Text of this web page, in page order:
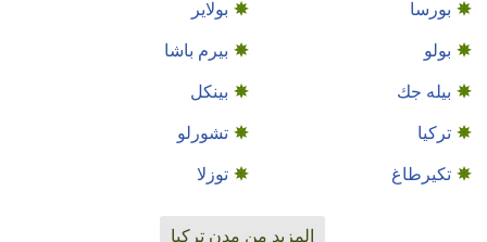
بورسا
بولاير
بولو
بيرم باشا
بيله جك
بينكل
تركيا
تشورلو
تكيرطاغ
توزلا
المزيد من مدن تركيا